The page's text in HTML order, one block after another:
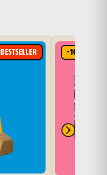
BESTSELLER -10%